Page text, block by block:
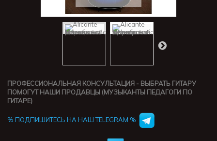
ПРОФЕССИОНАЛЬНАЯ КОНСУЛЬТАЦИЯ - ВЫБРАТЬ ГИТАРУ
ПОМОГУТ НАШИ ПРОДАВЦЫ (МУЗЫКАНТЫ ПЕДАГОГИ ПО
ГИТАРЕ)
% ПОДПИШИТЕСЬ НА НАШ TELEGRAM %